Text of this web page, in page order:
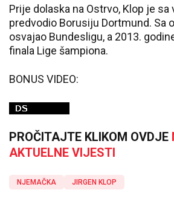
Prije dolaska na Ostrvo, Klop je
predvodio Borusiju Dortmund. Sa
osvajao Bundesligu, a 2013.
finala Lige šampiona.
BONUS VIDEO:
PROČITAJTE KLIKOM OVDJE
AKTUELNE VIJESTI
NJEMAČKA JIRGEN KLOP